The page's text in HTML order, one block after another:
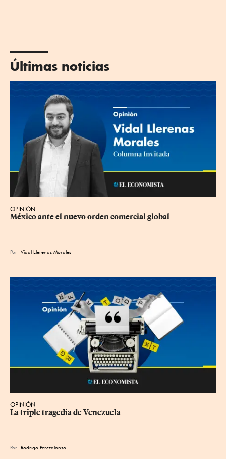
Últimas noticias
OPINIÓN
México ante el nuevo orden comercial global
Por Vidal Llerenas Morales
OPINIÓN
La triple tragedia de Venezuela
Por Rodrigo Perezalonso